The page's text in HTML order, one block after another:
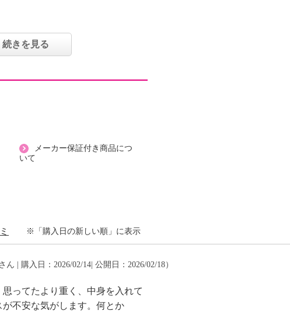
、（満水時）９００ｍｌ
ける
燥機：可
続きを見る
メーカー保証付き商品につ
いて
※「購入日の新しい順」に表示
さん | 購入日：2026/02/14| 公開日：2026/02/18）
ってたより重く、中身を入れて
不安な気がします。何とか